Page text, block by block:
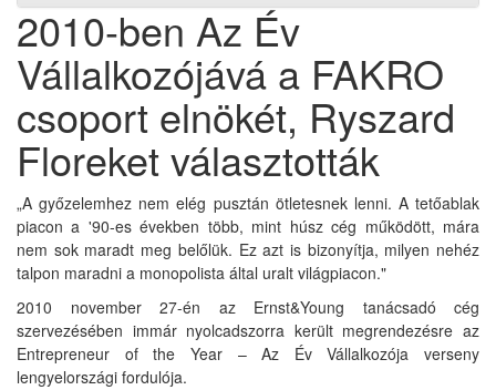
2010-ben Az Év
Vállalkozójává a FAKRO
csoport elnökét, Ryszard
Floreket választották
„A győzelemhez nem elég pusztán ötletesnek lenni. A tetőablak
piacon a '90-es években több, mint húsz cég működött, mára
nem sok maradt meg belőlük. Ez azt is bizonyítja, milyen nehéz
talpon maradni a monopolista által uralt világpiacon."
2010 november 27-én az Ernst&Young tanácsadó cég
szervezésében immár nyolcadszorra került megrendezésre az
Entrepreneur of the Year – Az Év Vállalkozója verseny
lengyelországi fordulója.